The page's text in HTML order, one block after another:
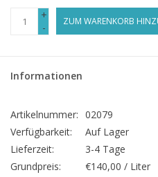
+
-
ZUM WARENKORB
Informationen
Artikelnummer: 02079
Verfügbarkeit:
Auf Lager
Lieferzeit:
3-4 Tage
Grundpreis:
€140,00 / Liter